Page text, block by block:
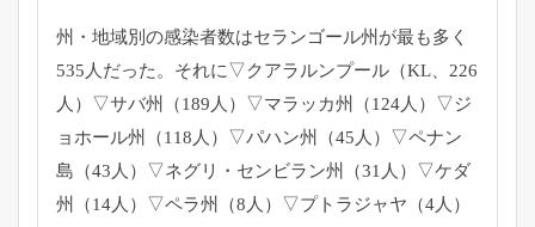
州・地域別の感染者数はセランゴール州が最も多く
535人だった。それに▽クアラルンプール（KL、226
人）▽サバ州（189人）▽マラッカ州（124人）▽ジ
ョホール州（118人）▽パハン州（45人）▽ペナン
島（43人）▽ネグリ・センビラン州（31人）▽ケダ
州（14人）▽ペラ州（8人）▽プトラジャヤ（4人）